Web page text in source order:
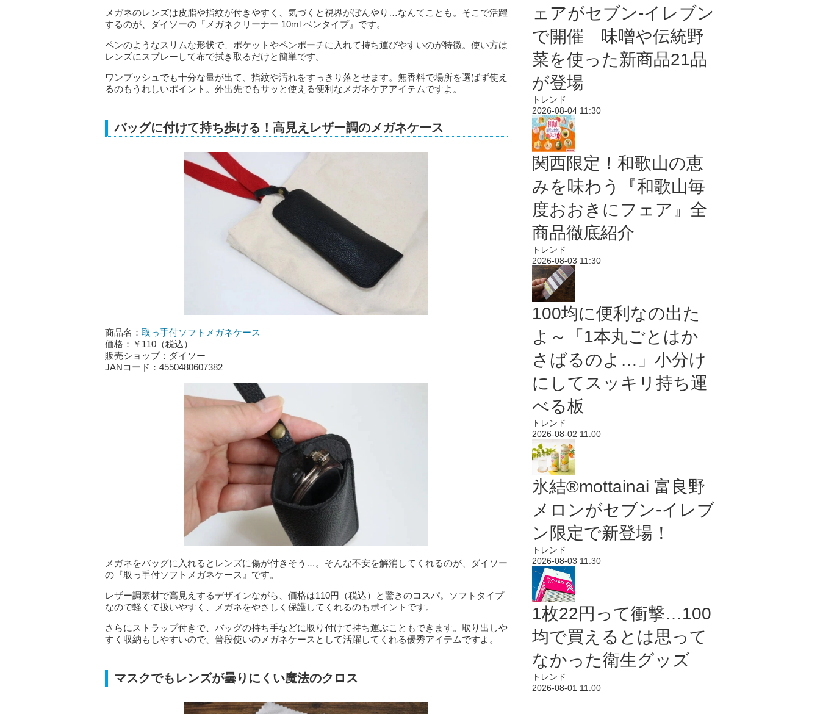
メガネのレンズは皮脂や指紋が付きやすく、気づくと視界がぼんやり…なんてことも。そこで活躍
するのが、ダイソーの『メガネクリーナー 10ml ペンタイプ』です。
ペンのようなスリムな形状で、ポケットやペンポーチに入れて持ち運びやすいのが特徴。使い方は
レンズにスプレーして布で拭き取るだけと簡単です。
ワンプッシュでも十分な量が出て、指紋や汚れをすっきり落とせます。無香料で場所を選ばず使え
るのもうれしいポイント。外出先でもサッと使える便利なメガネケアアイテムですよ。
バッグに付けて持ち歩ける！高見えレザー調のメガネケース
商品名： 取っ手付ソフトメガネケース
価格：￥110（税込）
販売ショップ：ダイソー
JANコード：4550480607382
メガネをバッグに入れるとレンズに傷が付きそう…。そんな不安を解消してくれるのが、ダイソー
の『取っ手付ソフトメガネケース』です。
レザー調素材で高見えするデザインながら、価格は110円（税込）と驚きのコスパ。ソフトタイプ
なので軽くて扱いやすく、メガネをやさしく保護してくれるのもポイントです。
さらにストラップ付きで、バッグの持ち手などに取り付けて持ち運ぶこともできます。取り出しや
すく収納もしやすいので、普段使いのメガネケースとして活躍してくれる優秀アイテムですよ。
マスクでもレンズが曇りにくい魔法のクロス
ェアがセブン-イレブン
で開催 味噌や伝統野
菜を使った新商品21品
が登場
トレンド
2026-08-04 11:30
関西限定！和歌山の恵
みを味わう『和歌山毎
度おおきにフェア』全
商品徹底紹介
トレンド
2026-08-03 11:30
100均に便利なの出た
よ～「1本丸ごとはか
さばるのよ…」小分け
にしてスッキリ持ち運
べる板
トレンド
2026-08-02 11:00
氷結®mottainai 富良野
メロンがセブン‐イレブ
ン限定で新登場！
トレンド
2026-08-03 11:30
1枚22円って衝撃…100
均で買えるとは思って
なかった衛生グッズ
トレンド
2026-08-01 11:00